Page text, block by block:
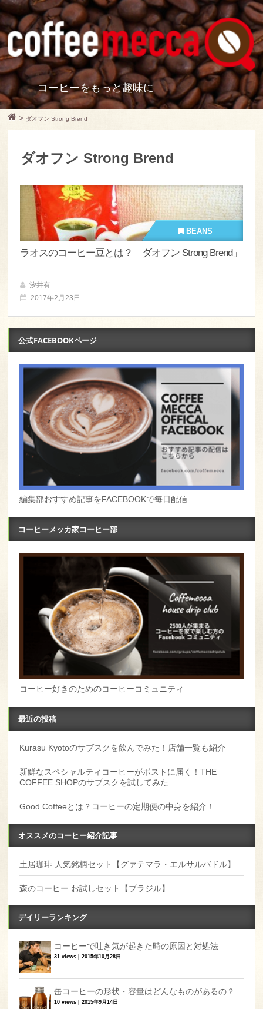
コーヒーをもっと趣味に
> ダオフン Strong Brend
ダオフン Strong Brend
BEANS
ラオスのコーヒー豆とは？「ダオフン Strong Brend」
汐井有
2017年2月23日
公式FACEBOOKページ
編集部おすすめ記事をFACEBOOKで毎日配信
コーヒーメッカ家コーヒー部
コーヒー好きのためのコーヒーコミュニティ
最近の投稿
Kurasu Kyotoのサブスクを飲んでみた！店舗一覧も紹介
新鮮なスペシャルティコーヒーがポストに届く！THE
COFFEE SHOPのサブスクを試してみた
Good Coffeeとは？コーヒーの定期便の中身を紹介！
オススメのコーヒー紹介記事
土居珈琲 人気銘柄セット【グァテマラ・エルサルバドル】
森のコーヒー お試しセット【ブラジル】
デイリーランキング
コーヒーで吐き気が起きた時の原因と対処法
31 views |2015年10月28日
缶コーヒーの形状・容量はどんなものがあるの？...
10 views |2015年9月14日